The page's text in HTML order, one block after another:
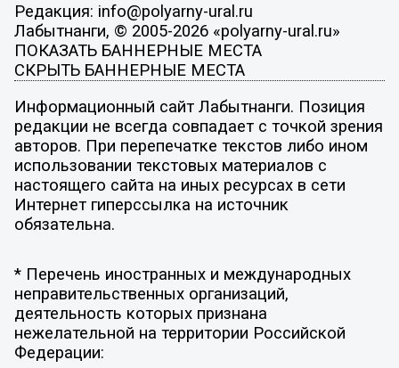
Редакция: info@polyarny-ural.ru
Лабытнанги, © 2005-2026 «polyarny-ural.ru»
ПОКАЗАТЬ БАННЕРНЫЕ МЕСТА
СКРЫТЬ БАННЕРНЫЕ МЕСТА
Информационный сайт Лабытнанги. Позиция
редакции не всегда совпадает с точкой зрения
авторов. При перепечатке текстов либо ином
использовании текстовых материалов с
настоящего сайта на иных ресурсах в сети
Интернет гиперссылка на источник
обязательна.
* Перечень иностранных и международных
неправительственных организаций,
деятельность которых признана
нежелательной на территории Российской
Федерации: